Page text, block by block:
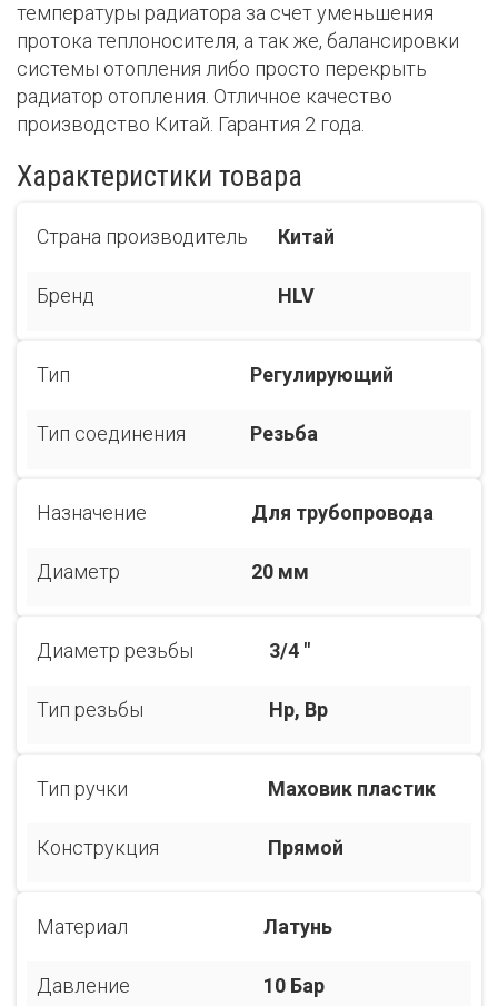
температуры радиатора за счет уменьшения
протока теплоносителя, а так же, балансировки
системы отопления либо просто перекрыть
радиатор отопления. Отличное качество
производство Китай. Гарантия 2 года.
Характеристики товара
Страна производитель Китай
Бренд HLV
Тип Регулирующий
Тип соединения Резьба
Назначение Для трубопровода
Диаметр 20 мм
Диаметр резьбы 3/4 "
Тип резьбы Нр, Вр
Тип ручки Маховик пластик
Конструкция Прямой
Материал Латунь
Давление 10 Бар